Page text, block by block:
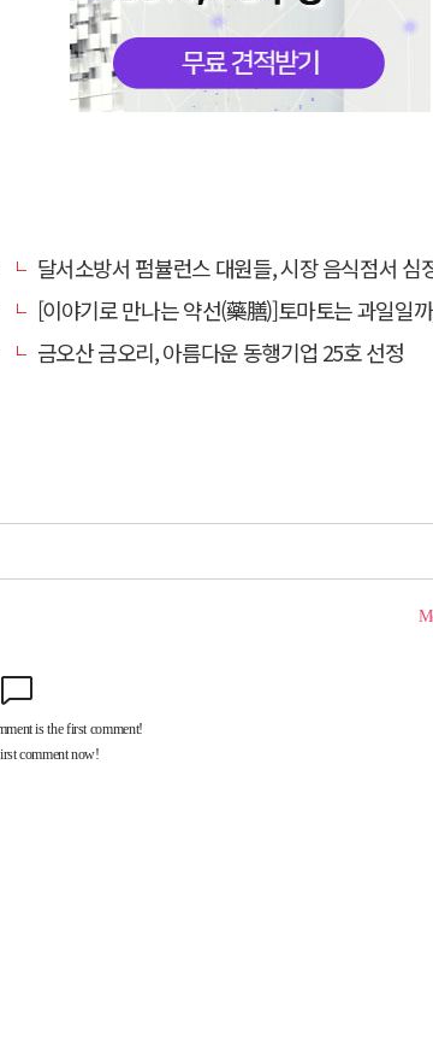
달서소방서 펌뷸런스 대원들, 시장 음식점서 심정지 환
[이야기로 만나는 약선(藥膳)]토마토는 과일일
금오산 금오리, 아름다운 동행기업 25호 선정